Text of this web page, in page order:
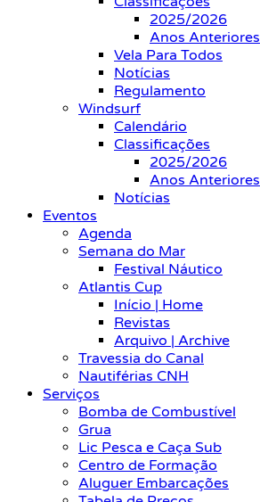
2025/2026
Anos Anteriores
Vela Para Todos
Notícias
Regulamento
Windsurf
Calendário
Classificações
2025/2026
Anos Anteriores
Notícias
Eventos
Agenda
Semana do Mar
Festival Náutico
Atlantis Cup
Início | Home
Revistas
Arquivo | Archive
Travessia do Canal
Nautiférias CNH
Serviços
Bomba de Combustível
Grua
Lic Pesca e Caça Sub
Centro de Formação
Aluguer Embarcações